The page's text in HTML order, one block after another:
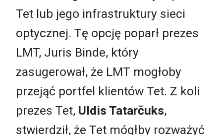
Tet lub jego infrastruktury sieci
optycznej. Tę opcję poparł prezes
LMT, Juris Binde, który
zasugerował, że LMT mogłoby
przejąć portfel klientów Tet. Z koli
prezes Tet, Uldis Tatarčuks,
stwierdził, że Tet mógłby rozważyć